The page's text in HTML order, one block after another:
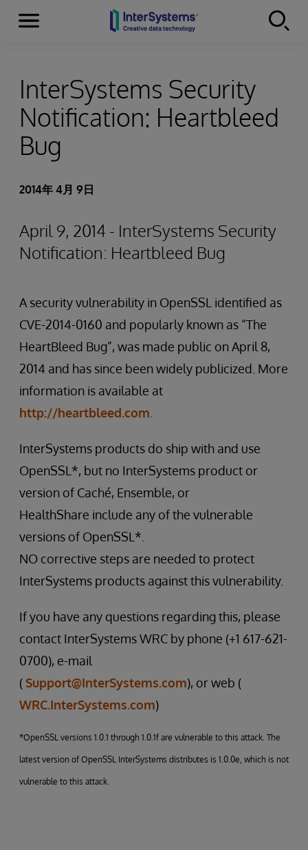
Skip to content
Menu
InterSystems Security
Notification: Heartbleed
Bug
2014年 4月 9日
April 9, 2014 - InterSystems Security
Notification: Heartbleed Bug
A security vulnerability in OpenSSL identified as
CVE-2014-0160 and popularly known as “The
HeartBleed Bug”, was made public on April 8,
2014 and has since been widely publicized. More
information is available at
http://heartbleed.com
InterSystems products do ship with and use
OpenSSL*, but no InterSystems product or
version of Caché, Ensemble, or
HealthShare include any of the vulnerable
versions of OpenSSL*.
NO corrective steps are needed to protect
InterSystems products against this vulnerability.
If you have any questions regarding this, please
contact InterSystems WRC by phone (+1 617-621-
0700), e-mail
( Support@InterSystems.com), or web (
WRC.InterSystems.com)
*OpenSSL versions 1.0.1 through 1.0.1f are vulnerable to this attack. The
latest version of OpenSSL InterSystems distributes is 1.0.0e, which is not
vulnerable to this attack.